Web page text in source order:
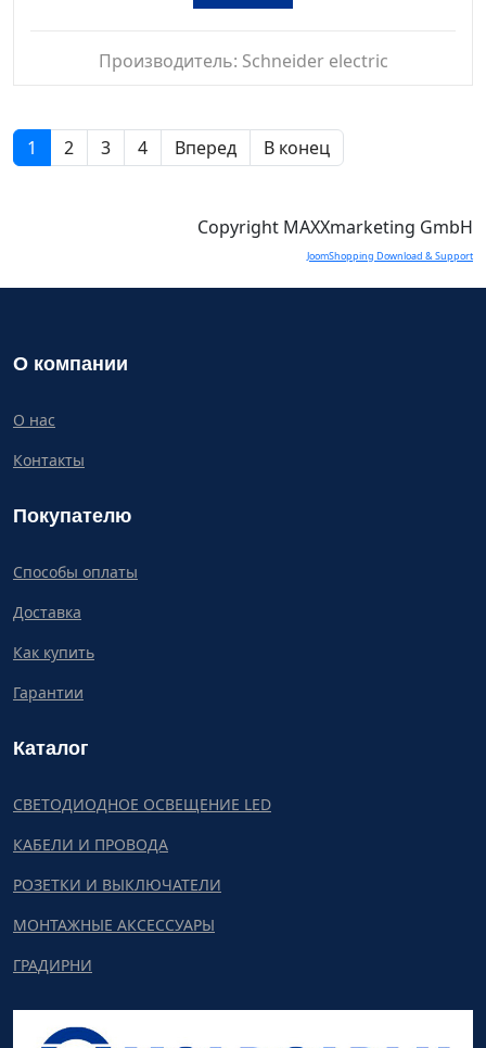
Производитель: Schneider electric
1 2 3 4 Вперед В конец
Copyright MAXXmarketing GmbH
JoomShopping Download & Support
О компании
О нас
Контакты
Покупателю
Способы оплаты
Доставка
Как купить
Гарантии
Каталог
СВЕТОДИОДНОЕ ОСВЕЩЕНИЕ LED
КАБЕЛИ И ПРОВОДА
РОЗЕТКИ И ВЫКЛЮЧАТЕЛИ
МОНТАЖНЫЕ АКСЕССУАРЫ
ГРАДИРНИ